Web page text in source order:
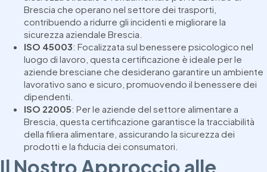
Brescia che operano nel settore dei trasporti,
contribuendo a ridurre gli incidenti e migliorare la
sicurezza aziendale Brescia.
ISO 45003: Focalizzata sul benessere psicologico nel
luogo di lavoro, questa certificazione è ideale per le
aziende bresciane che desiderano garantire un ambiente
lavorativo sano e sicuro, promuovendo il benessere dei
dipendenti.
ISO 22005: Per le aziende del settore alimentare a
Brescia, questa certificazione garantisce la tracciabilità
della filiera alimentare, assicurando la sicurezza dei
prodotti e la fiducia dei consumatori.
Il Nostro Approccio alle